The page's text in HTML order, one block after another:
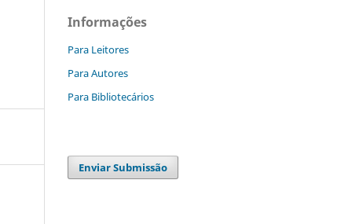
Informações
Para Leitores
Para Autores
Para Bibliotecários
Enviar Submissão